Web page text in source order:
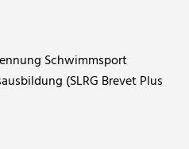
Schwimmsport
(SLRG Brevet Plus